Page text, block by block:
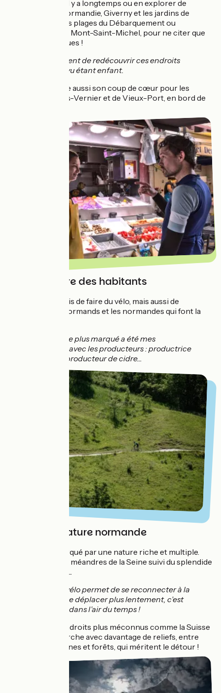
des lieux visités il y a longtemps ou en explorer de
nouveaux ! En Normandie, Giverny et les jardins de
Claude Monet, les plages du Débarquement ou
l'incontournable Mont-Saint-Michel, pour ne citer que
quelques classiques !
J'étais content de redécouvrir ces endroits
que j'avais vu étant enfant.
Matthieu raconte aussi son coup de cœur pour les
villages du Marais-Vernier et de Vieux-Port, en bord de
A la rencontre des habitants
L'idée était à la fois de faire du vélo, mais aussi de
rencontrer les normands et les normandes qui font la
Ce qui m'a le plus marqué a été mes
rencontres avec les producteurs : productrice
de fraises, producteur de cidre...
Explorer la nature normande
Un parcours marqué par une nature riche et multiple.
Pour débuter, les méandres de la Seine suivi du splendide
littoral normand ...
Voyager à vélo permet de se reconnecter à la
nature, de se déplacer plus lentement, c’est
clairement dans l’air du temps !
Mais aussi des endroits plus méconnus comme la Suisse
Normande, le Perche avec davantage de reliefs, entre
collines, campagnes et forêts, qui méritent le détour !